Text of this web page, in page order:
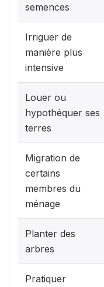
semences
Irriguer de
manière plus
intensive
Louer ou
hypothéquer ses
terres
Migration de
certains
membres du
ménage
Planter des
arbres
Pratiquer